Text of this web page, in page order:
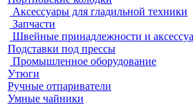
Аксессуары для гладильной техники
Запчасти
Швейные принадлежности и
Подставки под прессы
Промышленное оборудование
Утюги
Ручные отпариватели
Умные чайники